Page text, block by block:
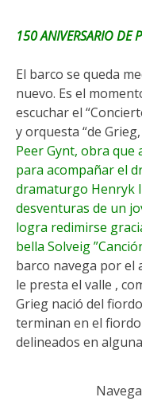
150 ANIVERSARIO DE
El barco se queda
nuevo. Es el
escuchar el
y orquesta “de
Peer Gynt, obra que
para acompañar el
dramaturgo Henryk
desventuras de un
logra redimirse
bella Solveig
barco navega por el
le presta el valle ,
Grieg nació del
terminan en el
delineados en